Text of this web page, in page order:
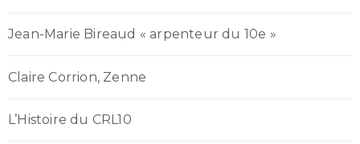
Jean-Marie Bireaud « arpenteur du 10e »
Claire Corrion, Zenne
L’Histoire du CRL10